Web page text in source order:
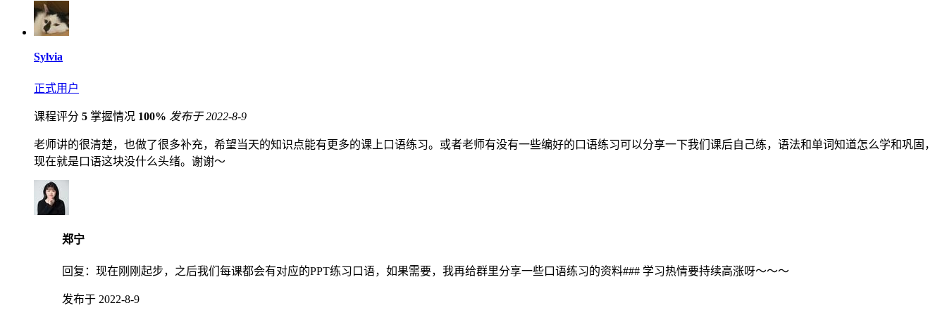
Sylvia
正式用户
课程评分 5 掌握情况 100% 发布于 2022-8-9
老师讲的很清楚，也做了很多补充，希望当天的知识点能有更多的课上口语练习。或者老师有没有一些编好的口语练习可以分享一下我们课后自己练，语法和单词知道怎么学和巩固，
现在就是口语这块没什么头绪。谢谢～
郑宁
回复： 现在刚刚起步，之后我们每课都会有对应的PPT练习口语，如果需要，我再给群里分享一些口语练习的资料### 学习热情要持续高涨呀～～～
发布于 2022-8-9